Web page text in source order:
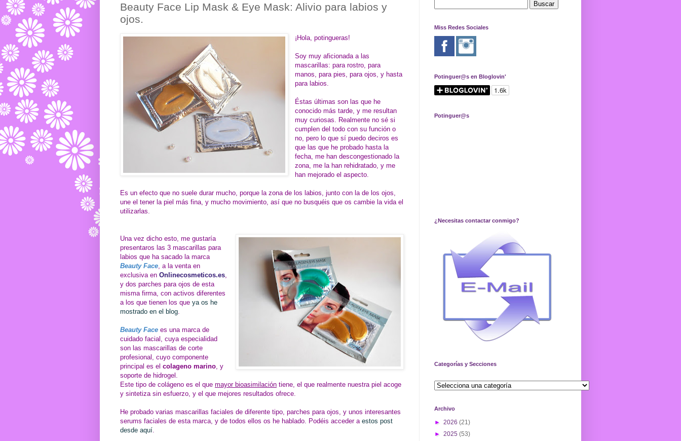
Beauty Face Lip Mask & Eye Mask: Alivio para labios y
ojos.
¡Hola, potingueras!
Soy muy aficionada a las
mascarillas: para rostro, para
manos, para pies, para ojos, y hasta
para labios.
Éstas últimas son las que he
conocido más tarde, y me resultan
muy curiosas. Realmente no sé si
cumplen del todo con su función o
no, pero lo que sí puedo deciros es
que las que he probado hasta la
fecha, me han descongestionado la
zona, me la han rehidratado, y me
han mejorado el aspecto.
Es un efecto que no suele durar mucho, porque la zona de los labios, junto con la de los ojos,
une el tener la piel más fina, y mucho movimiento, así que no busquéis que os cambie la vida el
utilizarlas.
Una vez dicho esto, me gustaría
presentaros las 3 mascarillas para
labios que ha sacado la marca
Beauty Face, a la venta en
exclusiva en Onlinecosmeticos.es,
y dos parches para ojos de esta
misma firma, con activos diferentes
a los que tienen los que ya os he
mostrado en el blog.
Beauty Face es una marca de
cuidado facial, cuya especialidad
son las mascarillas de corte
profesional, cuyo componente
principal es el colageno marino, y
soporte de hidrogel.
Este tipo de colágeno es el que mayor bioasimilación tiene, el que realmente nuestra piel acoge
y sintetiza sin esfuerzo, y el que mejores resultados ofrece.
He probado varias mascarillas faciales de diferente tipo, parches para ojos, y unos interesantes
serums faciales de esta marca, y de todos ellos os he hablado. Podéis acceder a estos post
desde aquí.
Miss Redes Sociales
Potinguer@s en Bloglovin'
Potinguer@s
¿Necesitas contactar conmigo?
Categorías y Secciones
Archivo
► 2026 (21)
► 2025 (53)